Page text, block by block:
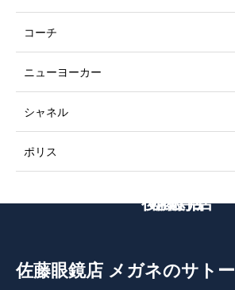
コーチ
ニューヨーカー
シャネル
ポリス
本町店
穂波店
後藤寺店
佐藤眼鏡店 メガネのサトー